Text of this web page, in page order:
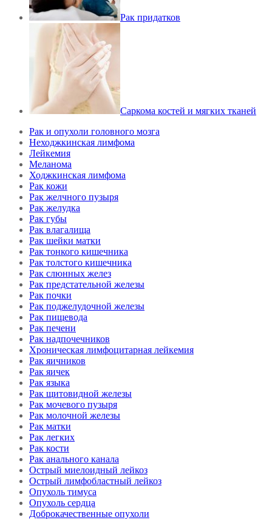
Рак придатков
Саркома костей и мягких тканей
Рак и опухоли головного мозга
Неходжкинская лимфома
Лейкемия
Меланома
Ходжкинская лимфома
Рак кожи
Рак желчного пузыря
Рак желудка
Рак губы
Рак влагалища
Рак шейки матки
Рак тонкого кишечника
Рак толстого кишечника
Рак слюнных желез
Рак предстательной железы
Рак почки
Рак поджелудочной железы
Рак пищевода
Рак печени
Рак надпочечников
Хроническая лимфоцитарная лейкемия
Рак яичников
Рак яичек
Рак языка
Рак щитовидной железы
Рак мочевого пузыря
Рак молочной железы
Рак матки
Рак легких
Рак кости
Рак анального канала
Острый миелоидный лейкоз
Острый лимфобластный лейкоз
Опухоль тимуса
Опухоль сердца
Доброкачественные опухоли